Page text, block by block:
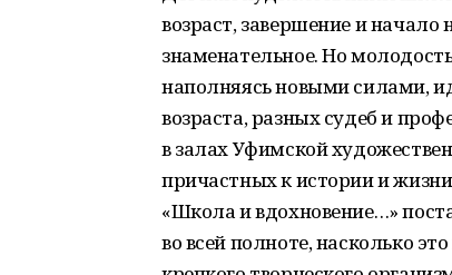
возраст, завершение и начало
знаменательное. Но
наполняясь новыми силами,
возраста, разных судеб и
в залах Уфимской
причастных к истории и
«Школа и вдохновение…»
во всей полноте, насколько